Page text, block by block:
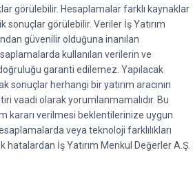
görülebilir. Hesaplamalar farklı kaynaklar
sonuçlar görülebilir. Veriler İş Yatırım
güvenilir olduğuna inanılan
kullanılan verilerin ve
garanti edilemez. Yapılacak
sonuçlar herhangi bir yatırım aracının
vaadi olarak yorumlanmamalıdır. Bu
kararı verilmesi beklentilerinize uygun
veya teknoloji farklılıkları
hatalardan İş Yatırım Menkul Değerler A.Ş.